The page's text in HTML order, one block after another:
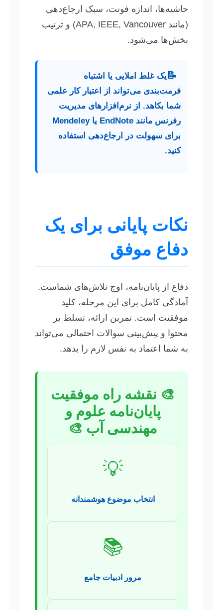
حاشیه‌ها، اندازه فونت، سبک ارجاع‌دهی
(مانند APA, IEEE, Vancouver) و ترتیب
بخش‌ها می‌شود.
📝 یک غلط املایی یا اشتباه
فرمت‌بندی می‌تواند از اعتبار کار علمی
شما بکاهد. از نرم‌افزارهای مدیریت
رفرنس مانند EndNote یا Mendeley
برای سهولت در ارجاع‌دهی استفاده
کنید.
نکات پایانی برای یک
دفاع موفق
دفاع از پایان‌نامه، اوج تلاش‌های شماست.
آمادگی کامل برای این مرحله، کلید
موفقیت است. تمرین ارائه، تسلط بر
محتوا و پیش‌بینی سوالات احتمالی می‌تواند
به شما اعتماد به نفس لازم را بدهد.
🎨 نقشه راه موفقیت
پایان‌نامه علوم و
مهندسی آب 🎨
💡
انتخاب موضوع هوشمندانه
📚
مرور ادبیات جامع